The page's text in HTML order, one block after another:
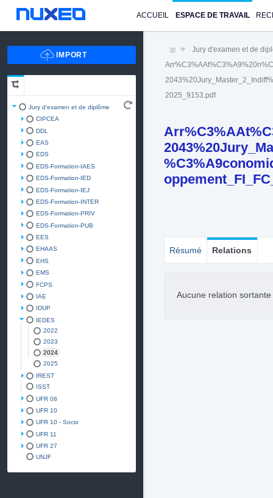
ACCUEIL ESPACE DE TRAVAIL
Jury d'examen et de diplôme
CIPCEA
DDL
EAS
EDS
EDS-Formation-IAES
EDS-Formation-IED
EDS-Formation-IEJ
EDS-Formation-INTER
EDS-Formation-PRIV
EDS-Formation-PUB
EES
EHAAS
EHS
EMS
FCPS
IAE
IDUP
IEDES
2022
2023
2024
2025
IREST
ISST
UFR 08
UFR 10
UFR 10 - Socio
UFR 11
UFR 27
UNJF
Jury d'examen et de
2025_9153.pdf
Résumé Relations
Aucune relation